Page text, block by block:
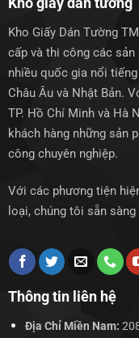
Kho Giấy Dán Tường
cấp và thi công các
nhiều quốc gia nổi
Châu Âu và Nhật Bản.
TP. Hồ Chí Minh và Hà
khách hàng những sản
công chuyên nghiệp.
Với các phương tiện
loại, chúng tôi sẵn
Thông tin liên hệ
Địa Chỉ Miền Nam: